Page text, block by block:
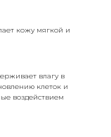
кожу мягкой и
влагу в
клеток и
воздействием